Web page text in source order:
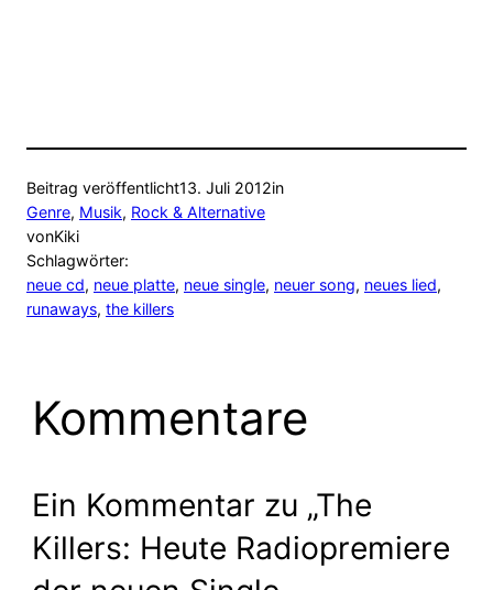
Beitrag veröffentlicht13. Juli 2012in
Genre, Musik, Rock & Alternative
vonKiki
Schlagwörter:
neue cd, neue platte, neue single, neuer song, neues lied
runaways, the killers
Kommentare
Ein Kommentar zu „The
Killers: Heute Radiopremiere